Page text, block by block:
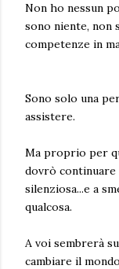
Non ho nessun
sono niente, non
competenze in
Sono solo una
assistere.
Ma proprio per
dovrò continuare
silenziosa...e a
qualcosa.
A voi sembrerà
cambiare il